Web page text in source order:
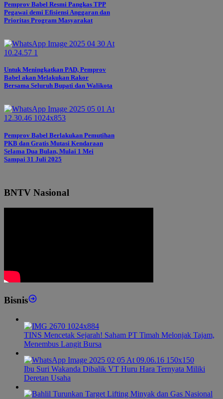
Pemprov Babel Resmi Pangkas TPP
Pegawai demi Efisiensi Anggaran dan
Prioritas Program Masyarakat
Untuk Meningkatkan PAD, Pemprov
Babel akan Melakukan Rakor
Bersama Seluruh Bupati dan Walikota
Pemprov Babel Berlakukan Pemutihan
PKB dan Gratis Mutasi Kendaraan
Selama Dua Bulan, Mulai 1 Mei
Sampai 31 Juli 2025
BNTV Nasional
Bisnis
TINS Mencetak Sejarah! Saham PT Timah Melonjak Tajam,
Menembus Langit Bursa
Ibu Suri Wakanda Dibalik VT Huru Hara Ternyata Miliki
Deretan Usaha